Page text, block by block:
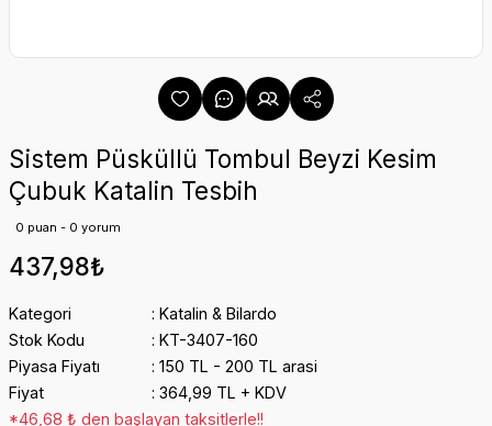
Sistem Püsküllü Tombul Beyzi Kesim
Çubuk Katalin Tesbih
0 puan - 0 yorum
437,98₺
Kategori
Katalin & Bilardo
Stok Kodu
KT-3407-160
Piyasa Fiyatı
150 TL - 200 TL arasi
Fiyat
364,99 TL + KDV
*46,68 ₺ den başlayan taksitlerle!!